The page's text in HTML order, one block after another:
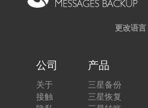
更改语言
公司
关于
接触
产品
三星备份
三星恢复